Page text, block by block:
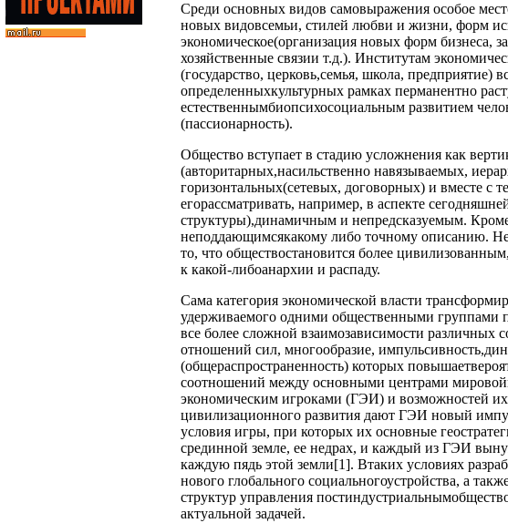
Среди основных видов самовыражения особое
новых видовсемьи, стилей любви и жизни, форм
экономическое(организация новых форм бизнеса,
хозяйственные связии т.д.). Институтам
(государство, церковь,семья, школа, предприятие)
определенныхкультурных рамках перманентно
естественнымбиопсихосоциальным развитием
(пассионарность).
Общество вступает в стадию усложнения как
(авторитарных,насильственно навязываемых,
горизонтальных(сетевых, договорных) и вместе с
егорассматривать, например, в аспекте
структуры),динамичным и непредсказуемым. Кроме
неподдающимсякакому либо точному описанию.
то, что обществостановится более
к какой-либоанархии и распаду.
Сама категория экономической власти
удерживаемого одними общественными группами
все более сложной взаимозависимости различных
отношений сил, многообразие,
(общераспространенность) которых
соотношений между основными центрами
экономическим игроками (ГЭИ) и возможностей
цивилизационного развития дают ГЭИ новый
условия игры, при которых их основные
срединной земле, ее недрах, и каждый из ГЭИ
каждую пядь этой земли[1]. Втаких условиях
нового глобального социальногоустройства, а
структур управления
актуальной задачей.